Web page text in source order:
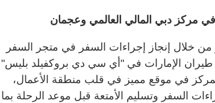
في مركز دبي المالي العالمي وعجمان
من خلال إنجاز إجراءات السفر في متجر السفر
طيران الإمارات في "أي سي دي بروكفيلد بليس"
في موقع مميز في قلب منطقة الأعمال،
السفر وتسليم الأمتعة قبل موعد الرحلة بما